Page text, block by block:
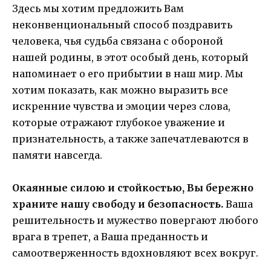
Здесь мы хотим предложить Вам
неконвенциональный способ поздравить
человека, чья судьба связана с обороной
нашей родины, в этот особый день, который
напоминает о его прибытии в наш мир. Мы
хотим показать, как можно выразить все
искренние чувства и эмоции через слова,
которые отражают глубокое уважение и
признательность, а также запечатлеваются в
памяти навсегда.
Окаянные силою и стойкостью, Вы бережно
храните нашу свободу и безопасность. Ваша
решительность и мужество повергают любого
врага в трепет, а Ваша преданность и
самоотверженность вдохновляют всех вокруг.